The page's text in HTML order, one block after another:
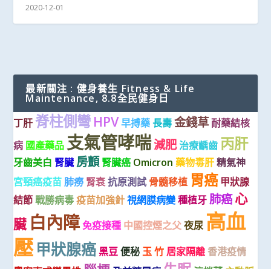
2020-12-01
最新關注 : 健身養生 Fitness & Life
Maintenance, 8.8全民健身日
丁肝 脊柱側彎 HPV早搏藥 長壽 金錢草 耐藥結核
病 國產藥品 支氣管哮喘減肥治療齲齒 丙肝
牙齒美白 腎臟 房顫 腎臟癌 Omicron 藥物毒肝 精氣神
宮頸癌疫苗 肺癆 腎衰 抗原測試 骨髓移植 胃癌 甲狀腺
結節 戰勝病毒 疫苗加強針 視網膜病變 種植牙 肺癌心
臟 白內障 免疫接種 中國控煙之父 夜尿 高血
壓甲狀腺癌 黑豆 便秘 玉 竹 居家隔離 香港疫情